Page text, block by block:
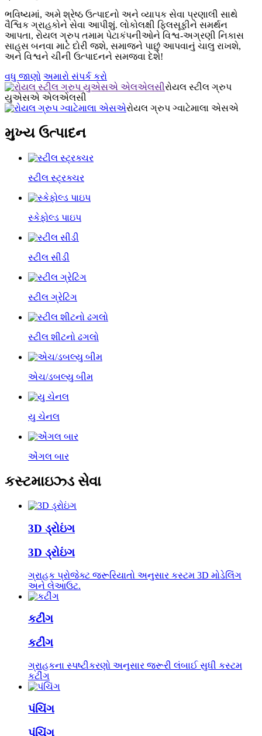
ભવિષ્યમાં, અમે શ્રેષ્ઠ ઉત્પાદનો અને વ્યાપક સેવા પ્રણાલી સાથે
વૈશ્વિક ગ્રાહકોને સેવા આપીશું. લોકોલક્ષી ફિલસૂફીને સમર્થન
આપતા, રોયલ ગ્રુપ તમામ પેટાકંપનીઓને વિશ્વ-અગ્રણી નિકાસ
સાહસ બનવા માટે દોરી જશે, સમાજને પાછું આપવાનું ચાલુ રાખશે,
અને વિશ્વને ચીની ઉત્પાદનને સમજવા દેશે!
વધુ જાણો અમારો સંપર્ક કરો
રોયલ સ્ટીલ ગ્રુપ
યુએસએ એલએલસી
રોયલ ગ્રુપ ગ્વાટેમાલા એસએ
મુખ્ય ઉત્પાદન
સ્ટીલ સ્ટ્રક્ચર
સ્કેફોલ્ડ પાઇપ
સ્ટીલ સીડી
સ્ટીલ ગ્રેટિંગ
સ્ટીલ શીટનો ઢગલો
એચ/ડબલ્યુ બીમ
યુ ચેનલ
એંગલ બાર
કસ્ટમાઇઝ્ડ સેવા
3D ડ્રોઇંગ
3D ડ્રોઇંગ
ગ્રાહક પ્રોજેક્ટ જરૂરિયાતો અનુસાર કસ્ટમ 3D મોડેલિંગ
અને લેઆઉટ.
કટીંગ
કટીંગ
ગ્રાહકના સ્પષ્ટીકરણો અનુસાર જરૂરી લંબાઈ સુધી કસ્ટમ
કટીંગ
પંચિંગ
પંચિંગ